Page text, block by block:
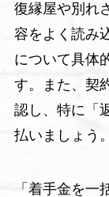
復縁屋や別れ
容をよく読み
について具体
す。また、契
認し、特に「
払いましょう。
「着手金を